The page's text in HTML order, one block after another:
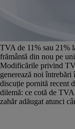
TVA de 11% sau 21%
frământă din nou pe
Modificările privind
generează noi
discuție pornită recent
dilemă: ce cotă de
zahăr adăugat atunci